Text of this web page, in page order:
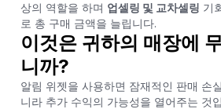
상의 역할을 하며 업셀링 및 교차셀링 기
로 총 구매 금액을 늘립니다.
이것은 귀하의 매장에
니까?
알림 위젯을 사용하면 잠재적인 판매 손
니라 추가 수익의 가능성을 열어주는 것